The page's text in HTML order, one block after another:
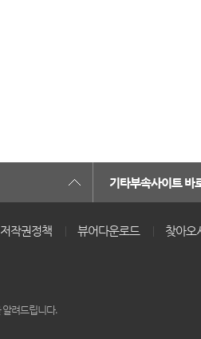
기타부속사이트 바
저작권정책 뷰어다운로드 찾아오
려드립니다.